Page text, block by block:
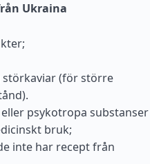
Ukraina
störkaviar (för större
psykotropa substanser
bruk;
inte har recept från